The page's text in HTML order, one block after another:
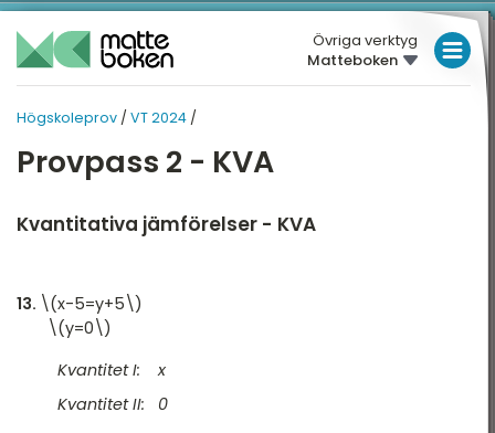
Övriga verktyg
Matteboken
Högskoleprov / VT 2024 /
Provpass 2 - KVA
Kvantitativa jämförelser - KVA
13. \(x-5=y+5\)
\(y=0\)
Kvantitet I: x
Kvantitet II: 0
LÅGSTADIET
HÖGSTADIET
GYMNASIET
VT 2026